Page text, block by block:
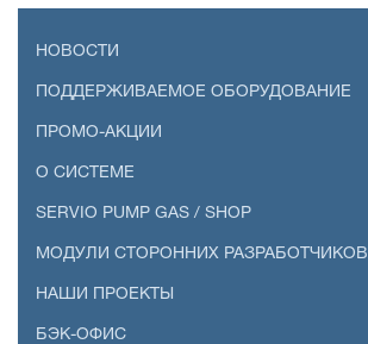
НОВОСТИ
ПОДДЕРЖИВАЕМОЕ ОБОРУДОВАНИЕ
ПРОМО-АКЦИИ
О СИСТЕМЕ
SERVIO PUMP GAS / SHOP
МОДУЛИ СТОРОННИХ РАЗРАБОТЧИКОВ
НАШИ ПРОЕКТЫ
БЭК-ОФИС